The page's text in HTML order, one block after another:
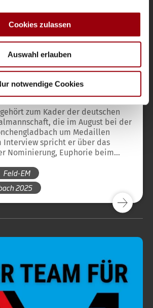
und Analysen weiter. Unsere
Informationen möglicherweise mit
die Sie ihnen bereitgestellt
im Rahmen Ihrer Nutzung der Dienste
Cookies zulassen
Auswahl erlauben
notwendige Cookies
Magazin Vor einem Jahr
„Dann sitzen alle da und
eine Mail kommt“
zum Kader der deutschen
die im August bei der
um Medaillen
Interview spricht er über das
Nominierung, Euphorie beim
Feld-EM
2025